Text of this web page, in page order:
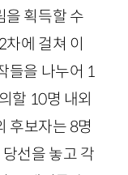
을 획득할 수
차에 걸쳐 이
들을 나누어 1
할 10명 내외
후보자는 8명
선을 놓고 각